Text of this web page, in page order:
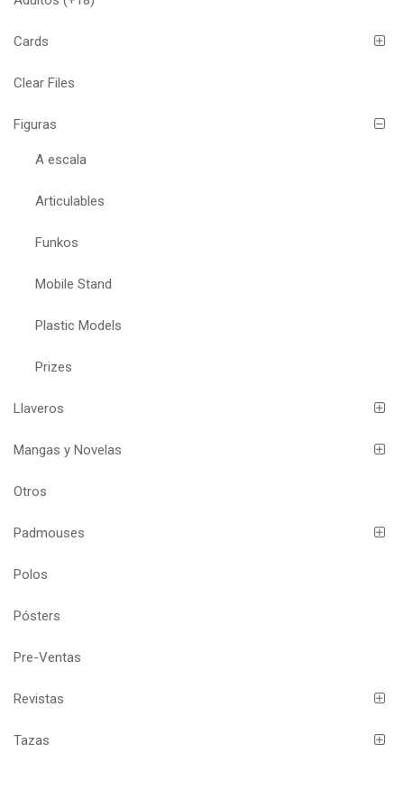
Cards
Clear Files
Figuras
A escala
Articulables
Funkos
Mobile Stand
Plastic Models
Prizes
Llaveros
Mangas y Novelas
Otros
Padmouses
Polos
Pósters
Pre-Ventas
Revistas
Tazas